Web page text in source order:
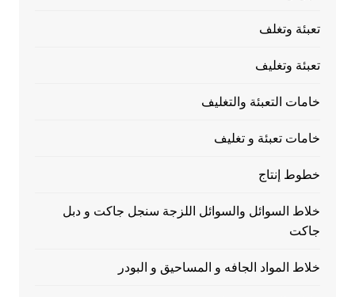
تعبئة وتغلف
تعبئة وتغليف
خامات التعبئة والتغليف
خامات تعبئة و تغليف
خطوط إنتاج
خلاط السوائل والسوائل اللزجة سنجل جاكت و دبل
جاكت
خلاط المواد الجافه و المساحيق و البودر